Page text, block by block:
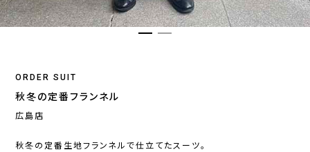
ORDER SUIT
秋冬の定番フランネル
広島店
秋冬の定番生地フランネルで仕立てたスーツ。